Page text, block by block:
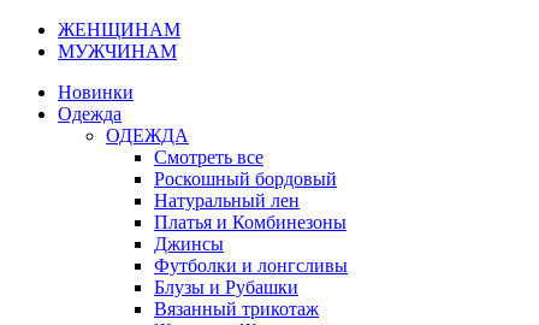
ЖЕНЩИНАМ
МУЖЧИНАМ
Новинки
Одежда
ОДЕЖДА
Смотреть все
Роскошный бордовый
Натуральный лен
Платья и Комбинезоны
Джинсы
Футболки и лонгсливы
Блузы и Рубашки
Вязанный трикотаж